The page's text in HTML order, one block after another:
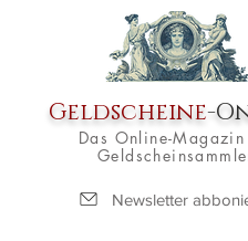
Geldscheine-
Das Online-
Newsletter